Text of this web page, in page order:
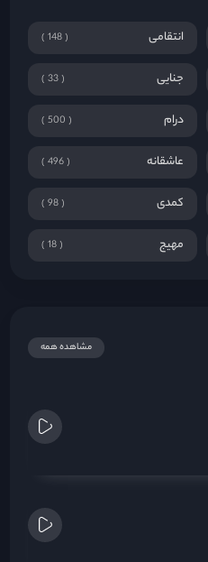
انتقامی 148
جنایی 33
درام 500
عاشقانه 496
کمدی 98
مهیج 18
مشاهده همه